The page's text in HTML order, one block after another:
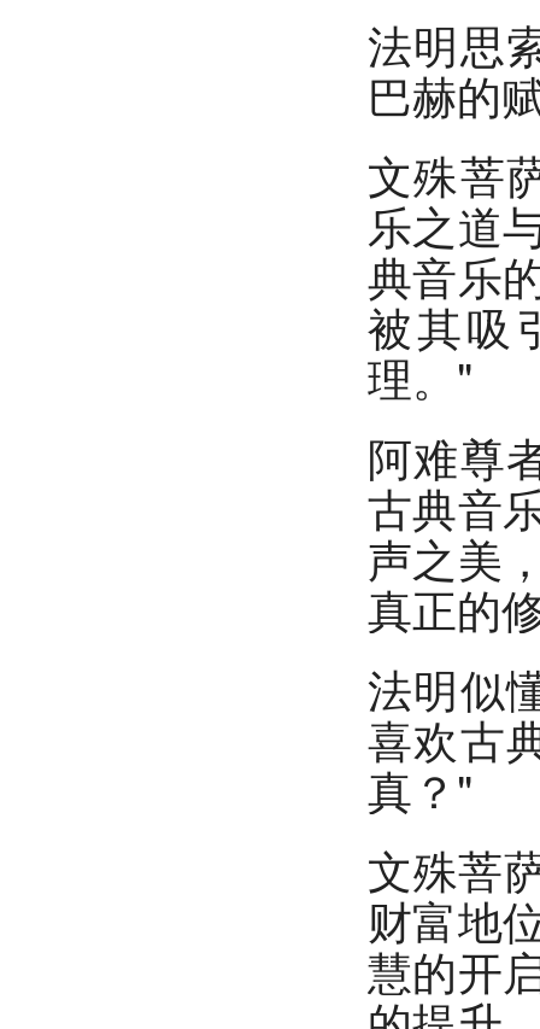
法明思
巴赫的
文殊菩
乐之道
典音乐
被其吸
理。"
阿难尊
古典音
声之美
真正的
法明似
喜欢古
真？"
文殊菩
财富地
慧的开